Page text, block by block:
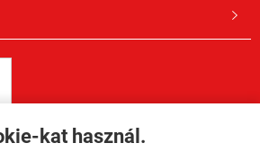
kat használ.
